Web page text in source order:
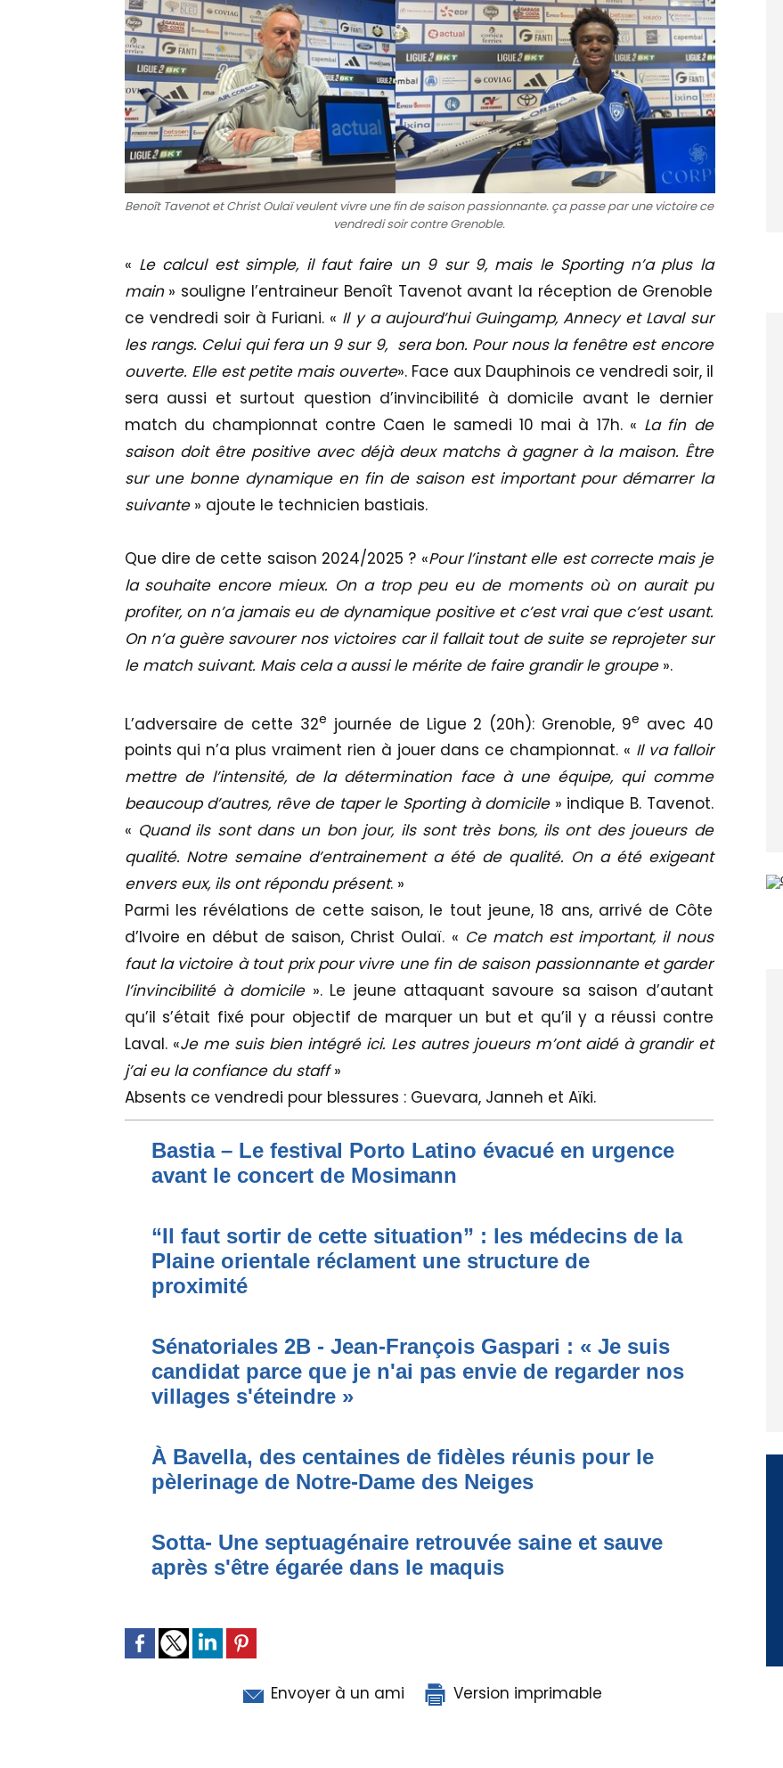
Benoît Tavenot et Christ Oulaï veulent vivre une fin de saison passionnante. ça passe par une victoire ce
vendredi soir contre Grenoble.
« Le calcul est simple, il faut faire un 9 sur 9, mais le Sporting n’a plus la
main» souligne l’entraineur Benoît Tavenot avant la réception de Grenoble
ce vendredi soir à Furiani. « Il y a aujourd’hui Guingamp, Annecy et Laval sur
les rangs. Celui qui fera un 9 sur 9, sera bon. Pour nous la fenêtre est encore
ouverte. Elle est petite mais ouverte». Face aux Dauphinois ce vendredi soir, il
sera aussi et surtout question d’invincibilité à domicile avant le dernier
match du championnat contre Caen le samedi 10 mai à 17h. « La fin de
saison doit être positive avec déjà deux matchs à gagner à la maison. Être
sur une bonne dynamique en fin de saison est important pour démarrer la
suivante» ajoute le technicien bastiais.
Que dire de cette saison 2024/2025 ? «Pour l’instant elle est correcte mais je
la souhaite encore mieux. On a trop peu eu de moments où on aurait pu
profiter, on n’a jamais eu de dynamique positive et c’est vrai que c’est usant.
On n’a guère savourer nos victoires car il fallait tout de suite se reprojeter sur
le match suivant. Mais cela a aussi le mérite de faire grandir le groupe».
L’adversaire de cette 32e journée de Ligue 2 (20h): Grenoble, 9e avec 40
points qui n’a plus vraiment rien à jouer dans ce championnat. « Il va falloir
mettre de l’intensité, de la détermination face à une équipe, qui comme
beaucoup d’autres, rêve de taper le Sporting à domicile» indique B. Tavenot.
« Quand ils sont dans un bon jour, ils sont très bons, ils ont des joueurs de
qualité. Notre semaine d’entrainement a été de qualité. On a été exigeant
envers eux, ils ont répondu présent. »
Parmi les révélations de cette saison, le tout jeune, 18 ans, arrivé de Côte
d’Ivoire en début de saison, Christ Oulaï. « Ce match est important, il nous
faut la victoire à tout prix pour vivre une fin de saison passionnante et garder
l’invincibilité à domicile». Le jeune attaquant savoure sa saison d’autant
qu’il s’était fixé pour objectif de marquer un but et qu’il y a réussi contre
Laval. «Je me suis bien intégré ici. Les autres joueurs m’ont aidé à grandir et
j’ai eu la confiance du staff»
Absents ce vendredi pour blessures : Guevara, Janneh et Aïki.
Bastia – Le festival Porto Latino évacué en urgence
avant le concert de Mosimann
“Il faut sortir de cette situation” : les médecins de la
Plaine orientale réclament une structure de
proximité
Sénatoriales 2B - Jean-François Gaspari : « Je suis
candidat parce que je n'ai pas envie de regarder nos
villages s'éteindre »
À Bavella, des centaines de fidèles réunis pour le
pèlerinage de Notre-Dame des Neiges
Sotta- Une septuagénaire retrouvée saine et sauve
après s'être égarée dans le maquis
Envoyer à un ami Version imprimable